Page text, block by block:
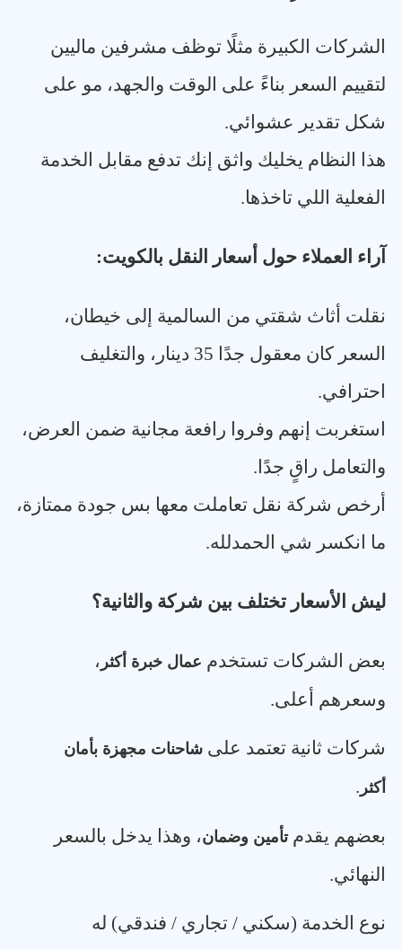
الشركات الكبيرة مثلًا توظف مشرفين ماليين
لتقييم السعر بناءً على الوقت والجهد، مو على
شكل تقدير عشوائي.
هذا النظام يخليك واثق إنك تدفع مقابل الخدمة
الفعلية اللي تاخذها.
آراء العملاء حول أسعار النقل بالكويت:
نقلت أثاث شقتي من السالمية إلى خيطان،
السعر كان معقول جدًا 35 دينار، والتغليف
احترافي.
استغربت إنهم وفروا رافعة مجانية ضمن العرض،
والتعامل راقٍ جدًا .
أرخص شركة نقل تعاملت معها بس جودة ممتازة،
ما انكسر شي الحمدلله.
ليش الأسعار تختلف بين شركة والثانية؟
بعض الشركات تستخدم عمال خبرة أكثر ،
وسعرهم أعلى.
شركات ثانية تعتمد على شاحنات مجهزة بأمان
أكثر .
بعضهم يقدمتأمين وضمان، وهذا يدخل بالسعر
النهائي.
نوع الخدمة (سكني / تجاري / فندقي) له